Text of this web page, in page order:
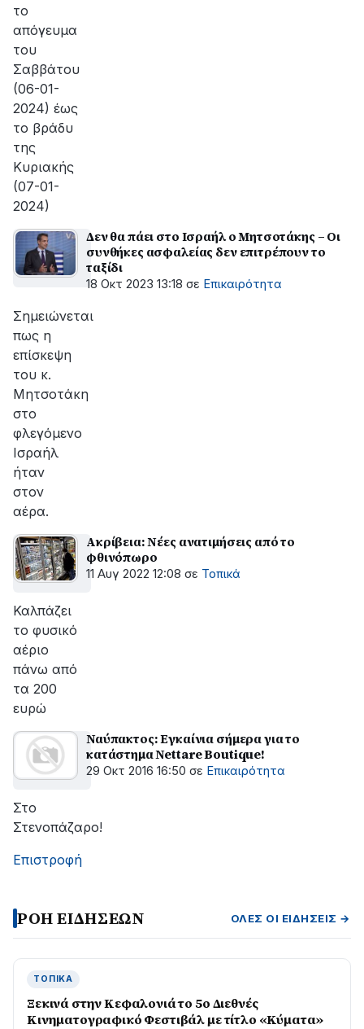
το
απόγευμα
του
Σαββάτου
(06-01-
2024) έως
το βράδυ
της
Κυριακής
(07-01-
2024)
Δεν θα πάει στο Ισραήλ ο Μητσοτάκης – Οι
συνθήκες ασφαλείας δεν επιτρέπουν το
ταξίδι
18 Οκτ 2023 13:18 σε Επικαιρότητα
Σημειώνεται
πως η
επίσκεψη
του κ.
Μητσοτάκη
στο
φλεγόμενο
Ισραήλ
ήταν
στον
αέρα.
Ακρίβεια: Νέες ανατιμήσεις από το
φθινόπωρο
11 Αυγ 2022 12:08 σε Τοπικά
Καλπάζει
το φυσικό
αέριο
πάνω από
τα 200
ευρώ
Ναύπακτος: Εγκαίνια σήμερα για το
κατάστημα Nettare Boutique!
29 Οκτ 2016 16:50 σε Επικαιρότητα
Στο
Στενοπάζαρο!
Επιστροφή
ΡΟΗ ΕΙΔΗΣΕΩΝ ΌΛΕΣ ΟΙ ΕΙΔΉΣΕΙΣ →
ΤΟΠΙΚΆ
Ξεκινά στην Κεφαλονιά το 5ο Διεθνές
Κινηματογραφικό Φεστιβάλ με τίτλο «Κύματα»